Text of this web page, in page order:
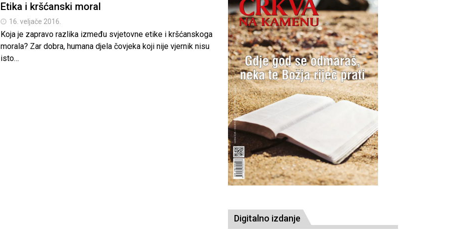
Etika i kršćanski moral
16. veljače 2016.
Koja je zapravo razlika između svjetovne etike i kršćanskoga
morala? Zar dobra, humana djela čovjeka koji nije vjernik nisu
isto…
Digitalno izdanje